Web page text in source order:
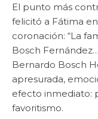
El punto más
felicitó a Fátima
coronación: “La
Bosch
Bernardo Bosch
apresurada,
efecto inmediato:
favoritismo.